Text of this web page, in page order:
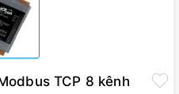
TCP 8 kênh